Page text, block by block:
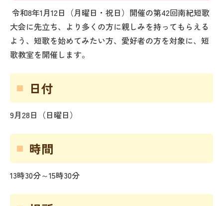
令和8年1月12日（月曜日・祝日）開催の第42回南紀短歌
大会に先立ち、より多くの方に親しみを持ってもらえる
よう、短歌を始めてみたい方、愛好者の方を対象に、短
歌教室を開催します。
日付
9月28日（日曜日）
時間
13時30分～15時30分